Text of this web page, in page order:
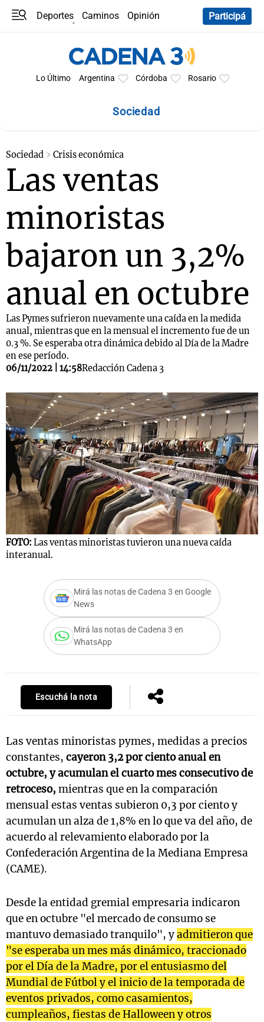
Deportes Caminos
Opinión
Participá
Lo Último Argentina Córdoba Rosario
Sociedad
Sociedad Crisis económica
Las ventas
minoristas
bajaron un 3,2%
anual en octubre
Las Pymes sufrieron nuevamente una caída en la medida
anual, mientras que en la mensual el incremento fue de un
0.3 %. Se esperaba otra dinámica debido al Día de la Madre
en ese período.
06/11/2022 | 14:58Redacción Cadena 3
FOTO: Las ventas minoristas tuvieron una nueva caída
interanual.
Mirá las notas de Cadena 3 en Google
News
Mirá las notas de Cadena 3 en
WhatsApp
Escuchá la nota
Las ventas minoristas pymes, medidas a precios
constantes, cayeron 3,2 por ciento anual en
octubre, y acumulan el cuarto mes consecutivo de
retroceso, mientras que en la comparación
mensual estas ventas subieron 0,3 por ciento y
acumulan un alza de 1,8% en lo que va del año, de
acuerdo al relevamiento elaborado por la
Confederación Argentina de la Mediana Empresa
(CAME).
Desde la entidad gremial empresaria indicaron
que en octubre "el mercado de consumo se
mantuvo demasiado tranquilo", yadmitieron que
"se esperaba un mes más dinámico, traccionado
por el Día de la Madre, por el entusiasmo del
Mundial de Fútbol y el inicio de la temporada de
eventos privados, como casamientos,
cumpleaños, fiestas de Halloween y otros
Notas
Mundial 2026
Notas
La Sole en
Cadena 3